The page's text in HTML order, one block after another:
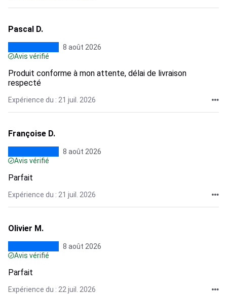
Pascal D.
8 août 2026
Avis vérifié
Produit conforme à mon attente, délai de livraison
respecté
Expérience du : 21 juil. 2026
Françoise D.
8 août 2026
Avis vérifié
Parfait
Expérience du : 21 juil. 2026
Olivier M.
8 août 2026
Avis vérifié
Parfait
Expérience du : 22 juil. 2026